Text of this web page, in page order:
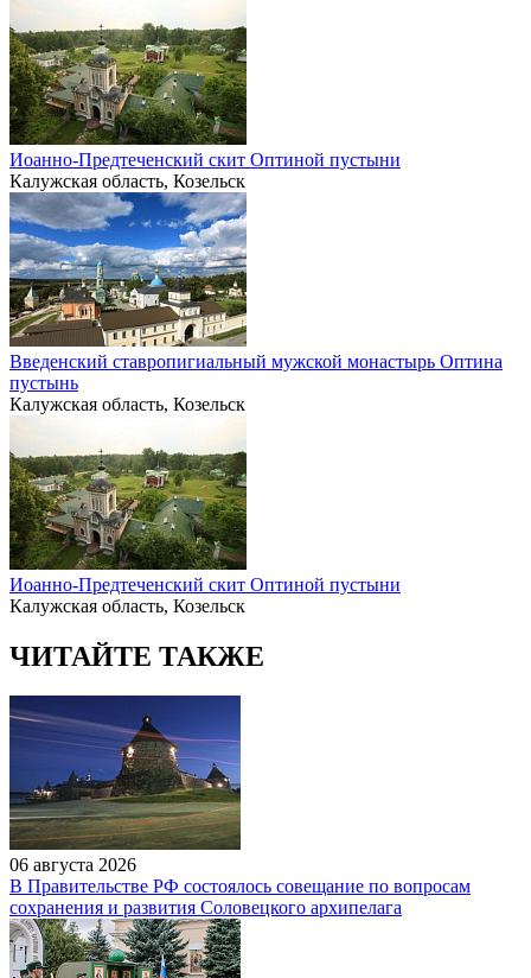
Иоанно-Предтеченский скит Оптиной пустыни
Калужская область, Козельск
Введенский ставропигиальный мужской монастырь Оптина
пустынь
Калужская область, Козельск
Иоанно-Предтеченский скит Оптиной пустыни
Калужская область, Козельск
ЧИТАЙТЕ ТАКЖЕ
06 августа 2026
В Правительстве РФ состоялось совещание по вопросам
сохранения и развития Соловецкого архипелага